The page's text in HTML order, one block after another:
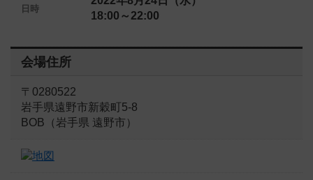
日時
18:00～22:00
会場住所
〒0280522
岩手県遠野市新穀町5-8
BOB（岩手県 遠野市）